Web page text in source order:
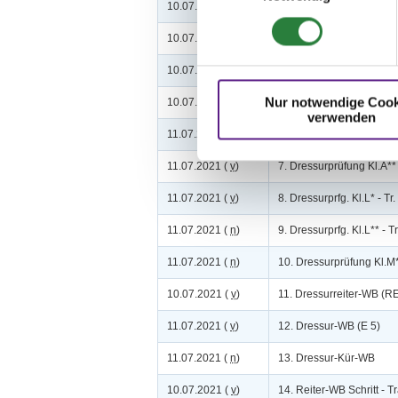
Nur notwendige
verwenden
10.07.2021 ( 2. Springprüfung Kl. A**
10.07.2021 ( 3. Springprüfung Kl.L
10.07.2021 (
10.07.2021 ( 5. Springprfg.Kl.M* m.St.
11.07.2021 (
11.07.2021 ( v) 7. Dressurprüfung Kl.A**
11.07.2021 ( v) 8. Dressurprfg. Kl.L* - Tr.
11.07.2021 ( n) 9. Dressurprfg. Kl.L** -
11.07.2021 ( n) 10. Dressurprüfung
10.07.2021 ( v) 11. Dressurreiter-WB
11.07.2021 ( v) 12. Dressur-WB (E 5)
11.07.2021 ( n) 13. Dressur-Kür-WB
10.07.2021 ( v) 14. Reiter-WB Schritt -